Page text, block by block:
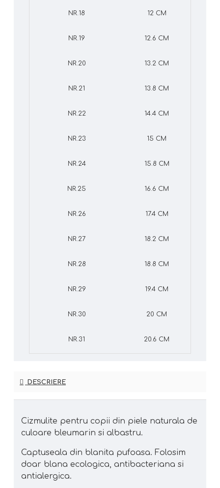
NR.18 12 CM
NR.19 12.6 CM
NR.20 13.2 CM
NR.21 13.8 CM
NR.22 14.4 CM
NR.23 15 CM
NR.24 15.8 CM
NR.25 16.6 CM
NR.26 17.4 CM
NR.27 18.2 CM
NR.28 18.8 CM
NR.29 19.4 CM
NR.30 20 CM
NR.31 20.6 CM
DESCRIERE
Cizmulite pentru copii din piele naturala de
culoare bleumarin si albastru.
Captuseala din blanita pufoasa. Folosim
doar blana ecologica, antibacteriana si
antialergica.